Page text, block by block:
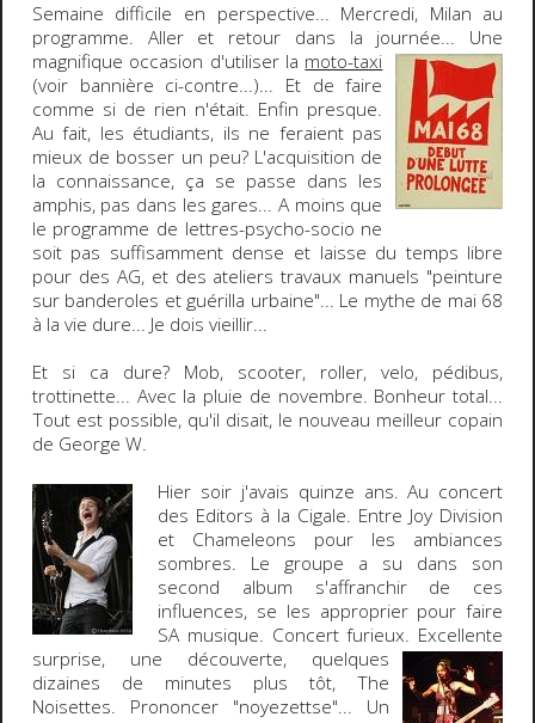
Semaine difficile en perspective... Mercredi, Milan au
programme. Aller et retour dans la journée... Une
magnifique occasion d'utiliser la moto-taxi
(voir bannière ci-contre...)... Et de faire
comme si de rien n'était. Enfin presque.
Au fait, les étudiants, ils ne feraient pas
mieux de bosser un peu?L'acquisition de
la connaissance, ça se passe dans les
amphis, pas dans les gares... A moins que
le programme de lettres-psycho-socio ne
soit pas suffisamment dense et laisse du temps libre
pour des AG, et des ateliers travaux manuels "peinture
sur banderoles et guérilla urbaine"... Le mythe de mai 68
à la vie dure... Je dois vieillir...
Et si ca dure?Mob, scooter, roller, velo, pédibus,
trottinette... Avec la pluie de novembre. Bonheur total...
Tout est possible, qu'il disait, le nouveau meilleur copain
de George W.
Hier soir j'avais quinze ans. Au concert
des Editors à la Cigale. EntreJoy Division
et Chameleons pour les ambiances
sombres. Le groupe a su dans son
second album s'affranchir de ces
influences, se les approprier pour faire
SA musique. Concert furieux. Excellente
surprise, une découverte, quelques
dizaines de minutes plus tôt,The
Noisettes. Prononcer "noyezettse"... Un